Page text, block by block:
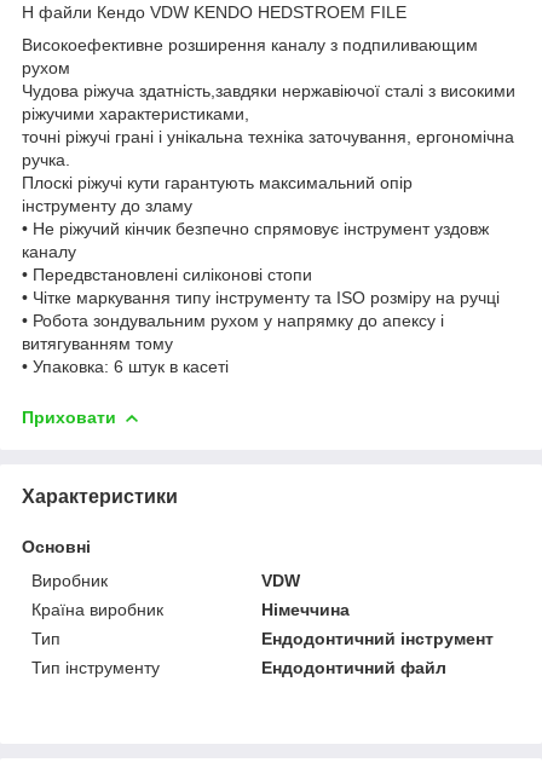
Н файли Кендо VDW KENDO HEDSTROEM FILE
Високоефективне розширення каналу з подпиливающим
рухом
Чудова ріжуча здатність,завдяки нержавіючої сталі з високими
ріжучими характеристиками,
точні ріжучі грані і унікальна техніка заточування, ергономічна
ручка.
Плоскі ріжучі кути гарантують максимальний опір
інструменту до зламу
• Не ріжучий кінчик безпечно спрямовує інструмент уздовж
каналу
• Передвстановлені силіконові стопи
• Чітке маркування типу інструменту та ISO розміру на ручці
• Робота зондувальним рухом у напрямку до апексу і
витягуванням тому
• Упаковка: 6 штук в касеті
Приховати
Характеристики
Основні
Виробник
VDW
Країна виробник
Німеччина
Тип
Ендодонтичний інструмент
Тип інструменту
Ендодонтичний файл